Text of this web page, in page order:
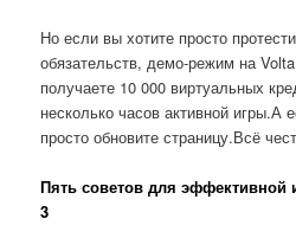
Но если вы хотите просто
обязательств, демо-режим на
получаете 10 000 виртуальных
несколько часов активной игры.А
просто обновите страницу.Всё
Пять советов для
3